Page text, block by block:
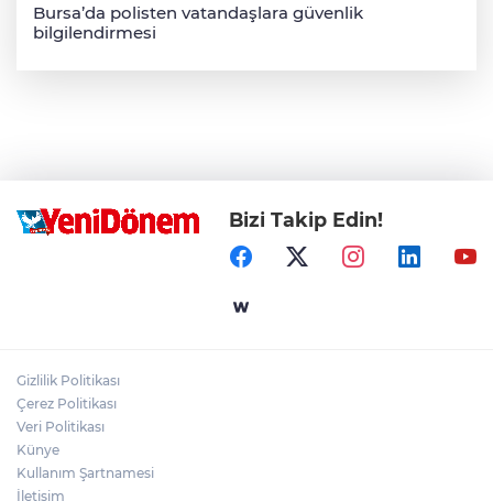
Bursa’da polisten vatandaşlara güvenlik
bilgilendirmesi
Bizi Takip Edin!
Gizlilik Politikası
Çerez Politikası
Veri Politikası
Künye
Kullanım Şartnamesi
İletişim